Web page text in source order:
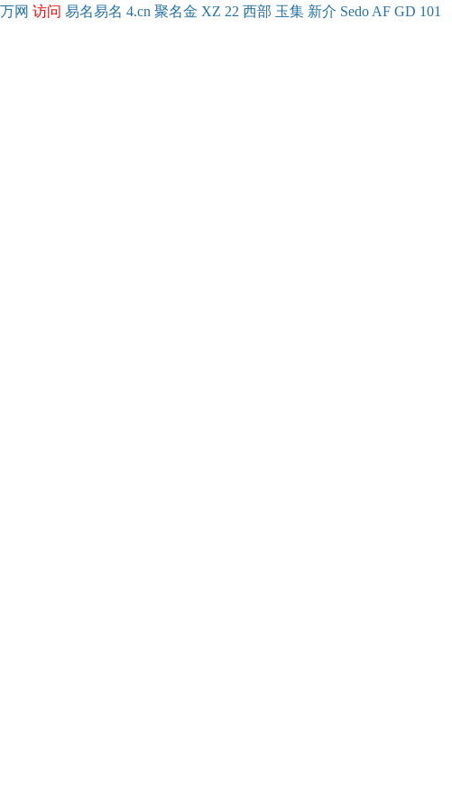
万网 访问 易名易名 4.cn 聚名金 XZ 22 西部 玉集 新介 Sedo AF GD 101